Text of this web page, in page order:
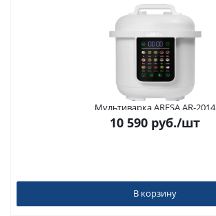
Мультиварка ARESA AR-2014
10 590 руб./шт
В корзину